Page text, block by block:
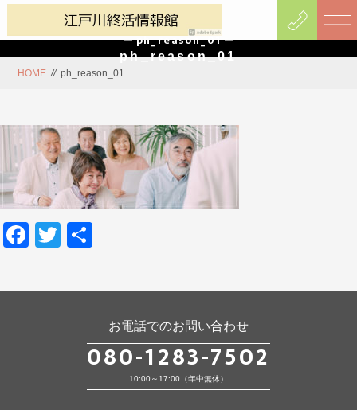
ph_reason_01
ph_reason_01
HOME // ph_reason_01
Facebook
Twitter
お電話でのお問い合わせ
080-1283-7502
10:00～17:00（年中無休）